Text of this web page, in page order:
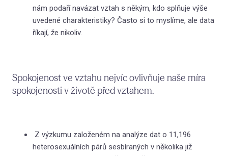
nám podaří navázat vztah s někým, kdo splňuje výše
uvedené charakteristiky? Často si to myslíme, ale data
říkají, že nikoliv.
Spokojenost ve vztahu nejvíc ovlivňuje naše míra
spokojenosti v životě před vztahem.
Z výzkumu založeném na analýze dat o 11,196
heterosexuálních párů sesbíraných v několika již